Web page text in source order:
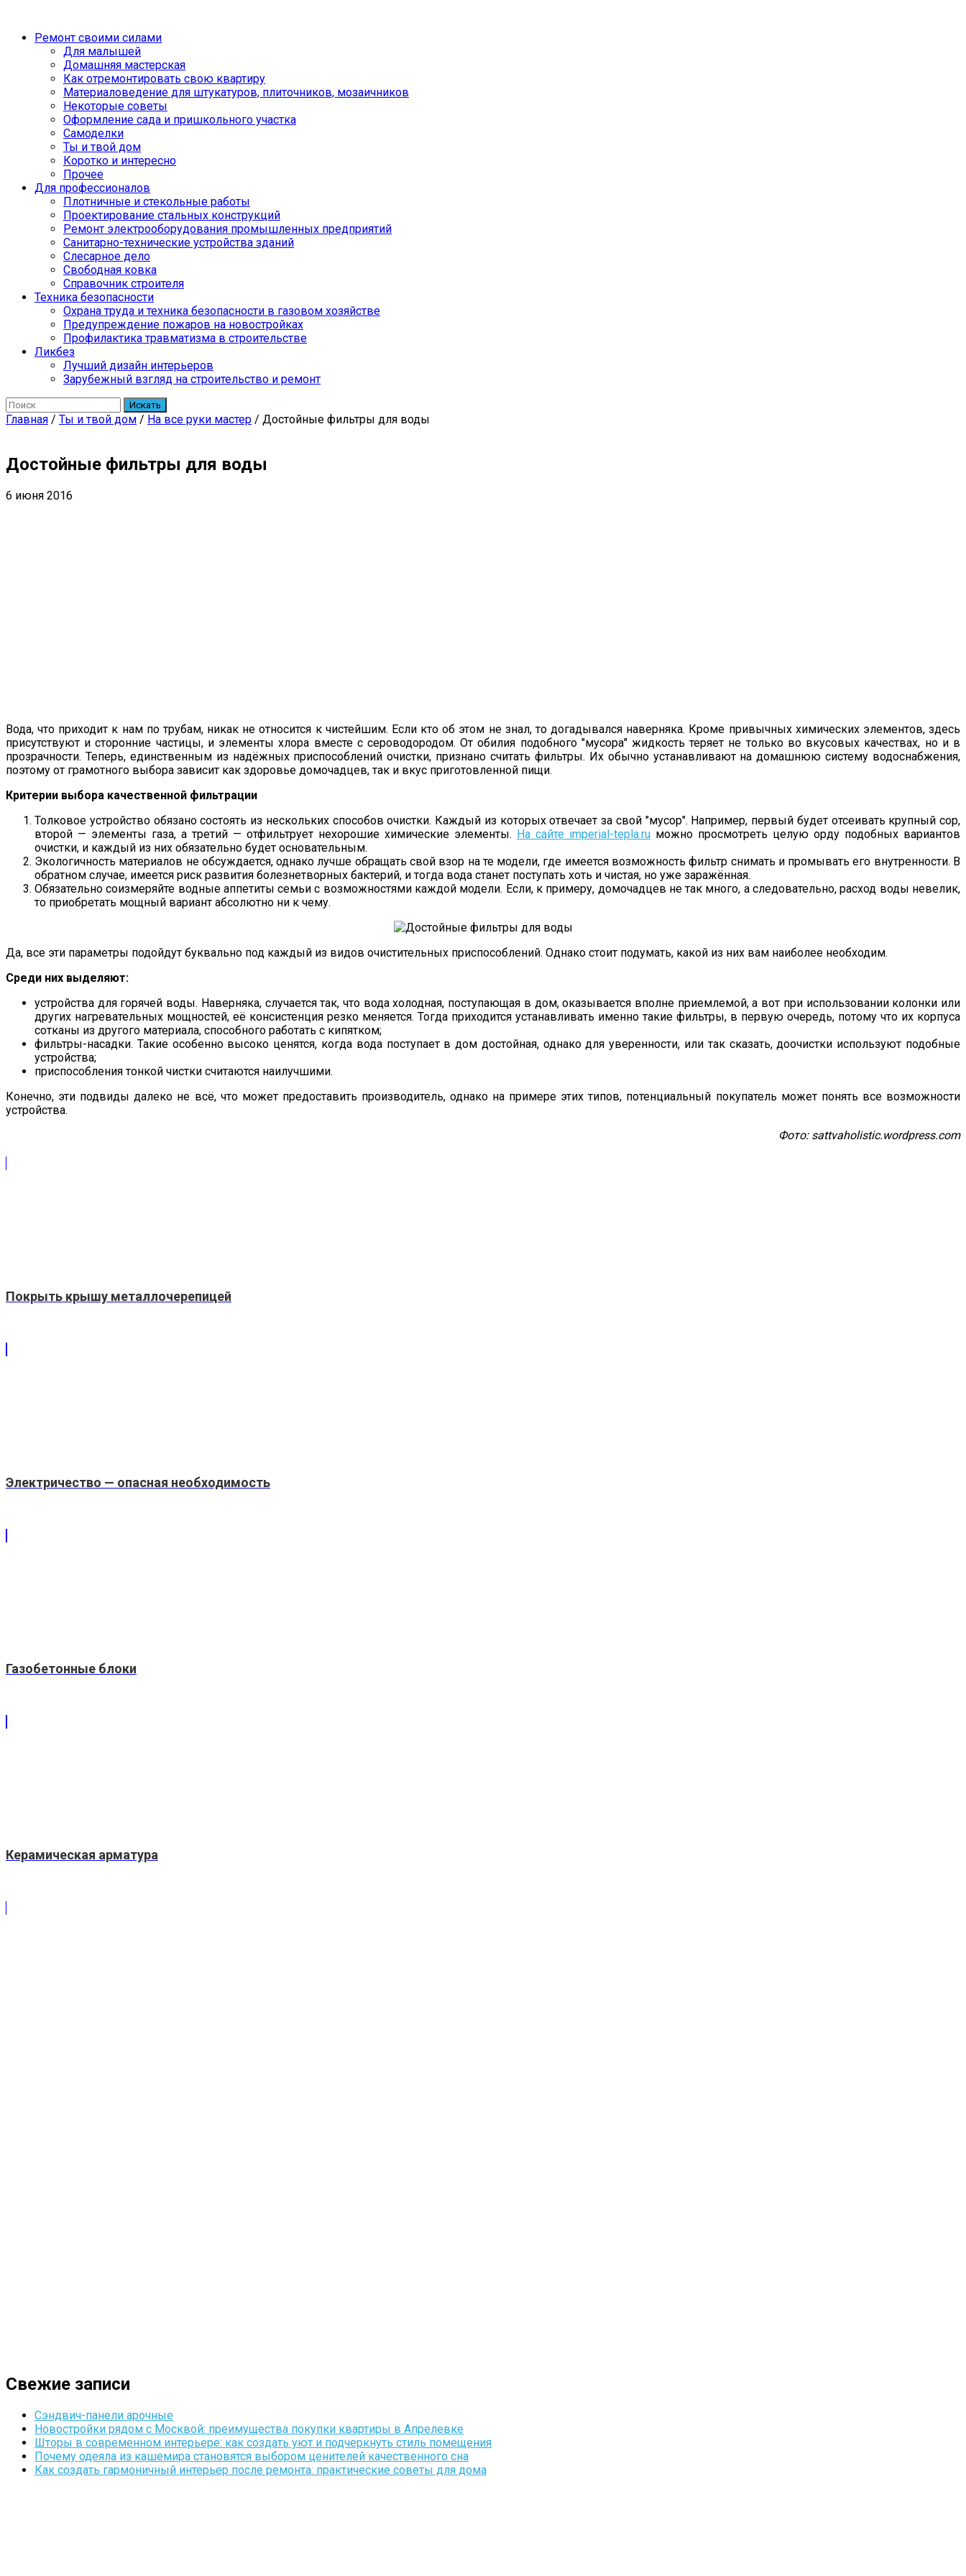
Ремонт своими силами
Для малышей
Домашняя мастерская
Как отремонтировать свою квартиру
Материаловедение для штукатуров, плиточников, мозаичников
Некоторые советы
Оформление сада и пришкольного участка
Самоделки
Ты и твой дом
Коротко и интересно
Прочее
Для профессионалов
Плотничные и стекольные работы
Проектирование стальных конструкций
Ремонт электрооборудования промышленных предприятий
Санитарно-технические устройства зданий
Слесарное дело
Свободная ковка
Справочник строителя
Техника безопасности
Охрана труда и техника безопасности в газовом хозяйстве
Предупреждение пожаров на новостройках
Профилактика травматизма в строительстве
Ликбез
Лучший дизайн интерьеров
Зарубежный взгляд на строительство и ремонт
Искать
Главная / Ты и твой дом / На все руки мастер / Достойные фильтры для воды
Достойные фильтры для воды
6 июня 2016
Вода, что приходит к нам по трубам, никак не относится к чистейшим. Если кто об этом не знал, то догадывался наверняка. Кроме привычных химических элементов, здесь
присутствуют и сторонние частицы, и элементы хлора вместе с сероводородом. От обилия подобного "мусора" жидкость теряет не только во вкусовых качествах, но и в
прозрачности. Теперь, единственным из надёжных приспособлений очистки, признано считать фильтры. Их обычно устанавливают на домашнюю систему водоснабжения,
поэтому от грамотного выбора зависит как здоровье домочадцев, так и вкус приготовленной пищи.
Критерии выбора качественной фильтрации
Толковое устройство обязано состоять из нескольких способов очистки. Каждый из которых отвечает за свой "мусор". Например, первый будет отсеивать крупный сор,
второй — элементы газа, а третий — отфильтрует нехорошие химические элементы. На сайте imperial-tepla.ru можно просмотреть целую орду подобных вариантов
очистки, и каждый из них обязательно будет основательным.
Экологичность материалов не обсуждается, однако лучше обращать свой взор на те модели, где имеется возможность фильтр снимать и промывать его внутренности. В
обратном случае, имеется риск развития болезнетворных бактерий, и тогда вода станет поступать хоть и чистая, но уже заражённая.
Обязательно соизмеряйте водные аппетиты семьи с возможностями каждой модели. Если, к примеру, домочадцев не так много, а следовательно, расход воды невелик,
то приобретать мощный вариант абсолютно ни к чему.
Да, все эти параметры подойдут буквально под каждый из видов очистительных приспособлений. Однако стоит подумать, какой из них вам наиболее необходим.
Среди них выделяют:
устройства для горячей воды. Наверняка, случается так, что вода холодная, поступающая в дом, оказывается вполне приемлемой, а вот при использовании колонки или
других нагревательных мощностей, её консистенция резко меняется. Тогда приходится устанавливать именно такие фильтры, в первую очередь, потому что их корпуса
сотканы из другого материала, способного работать с кипятком;
фильтры-насадки. Такие особенно высоко ценятся, когда вода поступает в дом достойная, однако для уверенности, или так сказать, доочистки используют подобные
устройства;
приспособления тонкой чистки считаются наилучшими.
Конечно, эти подвиды далеко не всё, что может предоставить производитель, однако на примере этих типов, потенциальный покупатель может понять все возможности
устройства.
Фото: sattvaholistic.wordpress.com
Покрыть крышу металлочерепицей
Электричество — опасная необходимость
Газобетонные блоки
Керамическая арматура
Свежие записи
Сэндвич-панели арочные
Новостройки рядом с Москвой: преимущества покупки квартиры в Апрелевке
Шторы в современном интерьере: как создать уют и подчеркнуть стиль помещения
Почему одеяла из кашемира становятся выбором ценителей качественного сна
Как создать гармоничный интерьер после ремонта: практические советы для дома